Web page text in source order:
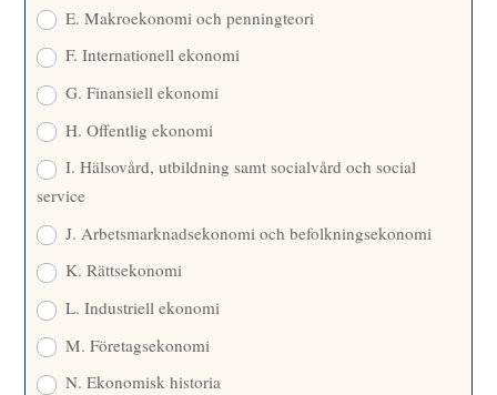
E. Makroekonomi och penningteori
F. Internationell ekonomi
G. Finansiell ekonomi
H. Offentlig ekonomi
I. Hälsovård, utbildning samt socialvård och social
service
J. Arbetsmarknadsekonomi och befolkningsekonomi
K. Rättsekonomi
L. Industriell ekonomi
M. Företagsekonomi
N. Ekonomisk historia